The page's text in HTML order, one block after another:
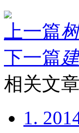
上一篇
下一篇
相关文章
1.